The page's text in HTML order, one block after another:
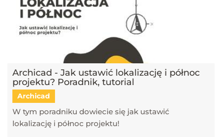
Archicad - Jak ustawić lokalizację i północ
projektu? Poradnik, tutorial
Archicad
W tym poradniku dowiecie się jak ustawić
lokalizację i północ projektu!